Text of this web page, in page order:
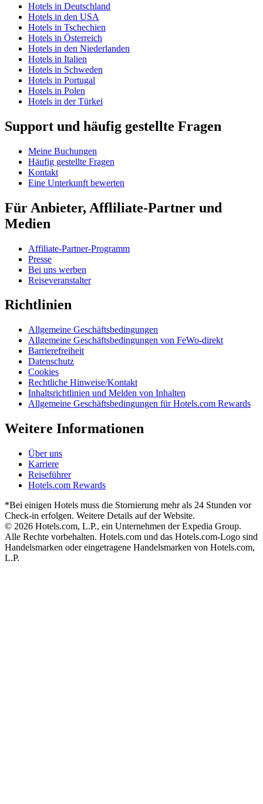
Hotels in Deutschland
Hotels in den USA
Hotels in Tschechien
Hotels in Österreich
Hotels in den Niederlanden
Hotels in Italien
Hotels in Schweden
Hotels in Portugal
Hotels in Polen
Hotels in der Türkei
Support und häufig gestellte Fragen
Meine Buchungen
Häufig gestellte Fragen
Kontakt
Eine Unterkunft bewerten
Für Anbieter, Affliliate-Partner und
Medien
Affiliate-Partner-Programm
Presse
Bei uns werben
Reiseveranstalter
Richtlinien
Allgemeine Geschäftsbedingungen
Allgemeine Geschäftsbedingungen von FeWo-direkt
Barrierefreiheit
Datenschutz
Cookies
Rechtliche Hinweise/Kontakt
Inhaltsrichtlinien und Melden von Inhalten
Allgemeine Geschäftsbedingungen für Hotels.com Rewards
Weitere Informationen
Über uns
Karriere
Reiseführer
Hotels.com Rewards
*Bei einigen Hotels muss die Stornierung mehr als 24 Stunden vor
Check-in erfolgen. Weitere Details auf der Website.
© 2026 Hotels.com, L.P., ein Unternehmen der Expedia Group.
Alle Rechte vorbehalten. Hotels.com und das Hotels.com-Logo sind
Handelsmarken oder eingetragene Handelsmarken von Hotels.com,
L.P.